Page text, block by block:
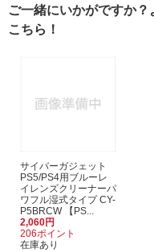
ご一緒にいかがですか
こちら！
サイバーガジェット
PS5/PS4用ブルーレ
イレンズクリーナーパ
ワフル湿式タイプ CY-
P5BRCW 【PS...
2,060円
206ポイント
在庫あり